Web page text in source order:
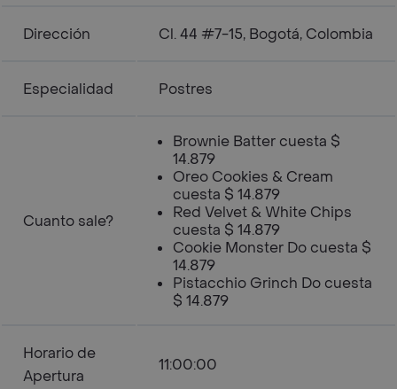
Dirección Cl. 44 #7-15, Bogotá, Colombia
Especialidad Postres
Cuanto sale?
Brownie Batter cuesta $
14.879
Oreo Cookies & Cream
cuesta $ 14.879
Red Velvet & White Chips
cuesta $ 14.879
Cookie Monster Do cuesta $
14.879
Pistacchio Grinch Do cuesta
$ 14.879
Horario de
Apertura
11:00:00